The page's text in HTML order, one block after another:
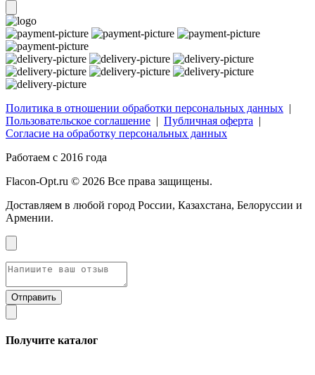
Политика в отношении обработки персональных данных |
Пользовательское соглашение | Публичная оферта |
Согласие на обработку персональных данных
Работаем с 2016 года
Flacon-Opt.ru © 2026 Все права защищены.
Доставляем в любой город России, Казахстана, Белоруссии и
Армении.
Получите каталог